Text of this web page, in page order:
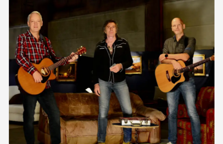
Haus
Partner
Aktuelles
Presse
Merch
Rückschau